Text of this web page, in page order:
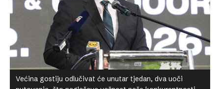
Većina gostiju odlučivat će unutar tjedan, dva uoči